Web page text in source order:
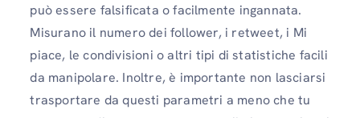
può essere falsificata o facilmente ingannata.
Misurano il numero dei follower, i retweet, i Mi
piace, le condivisioni o altri tipi di statistiche facili
da manipolare. Inoltre, è importante non lasciarsi
trasportare da questi parametri a meno che tu